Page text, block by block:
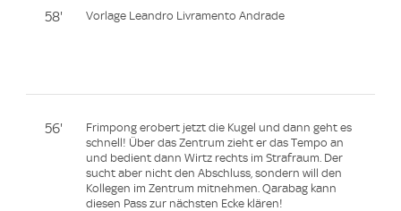
58' Vorlage Leandro Livramento Andrade
56'
Frimpong erobert jetzt die Kugel und dann geht es
schnell! Über das Zentrum zieht er das Tempo an
und bedient dann Wirtz rechts im Strafraum. Der
sucht aber nicht den Abschluss, sondern will den
Kollegen im Zentrum mitnehmen. Qarabag kann
diesen Pass zur nächsten Ecke klären!